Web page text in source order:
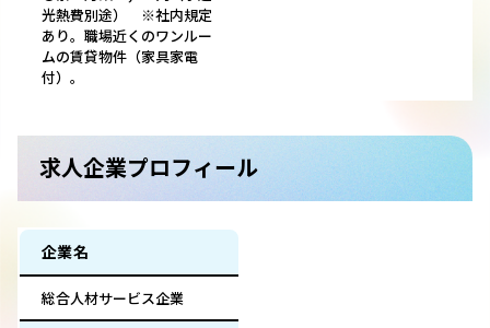
光熱費別途） ※社内規定
あり。職場近くのワンルー
ムの賃貸物件（家具家電
付）。
求人企業プロフィール
企業名
総合人材サービス企業